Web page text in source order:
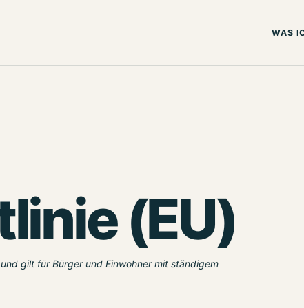
WAS
(EU)
gilt für Bürger und Einwohner mit ständigem